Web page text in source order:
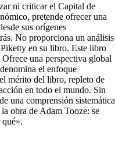
ni criticar el Capital de
pretende ofrecer una
sus orígenes
No proporciona un análisis
en su libro. Este libro
una perspectiva global
el enfoque
mérito del libro, repleto de
en todo el mundo. Sin
una comprensión sistemática
obra de Adam Tooze: se